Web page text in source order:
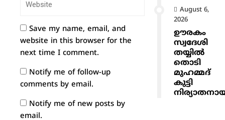
Save my name, email, and
website in this browser for the
next time I comment.
Notify me of follow-up
comments by email.
Notify me of new posts by
email.
August 6,
2026
ഊരകം
സ്വദേശി
തയ്യിൽ
തൊടി
മുഹമ്മദ്
കുട്ടി